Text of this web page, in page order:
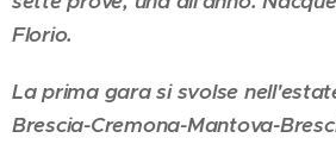
Florio.
La prima gara si svolse
Brescia-Cremona-Mantova-